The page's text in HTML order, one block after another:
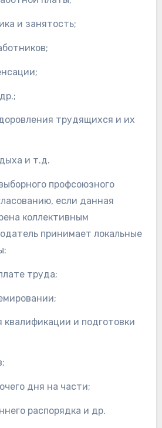
и занятость;
трудящихся и их
и т.д.
профсоюзного
если данная
коллективным
принимает локальные
труда;
и подготовки
дня на части;
распорядка и др.